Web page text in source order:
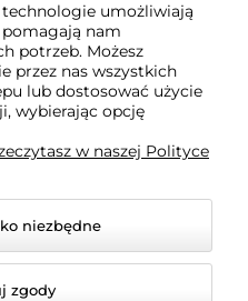
umożliwiają
pomagają nam
potrzeb. Możesz
przez nas wszystkich
lub dostosować użycie
wybierając opcję
w naszej Polityce
niezbędne
zgody